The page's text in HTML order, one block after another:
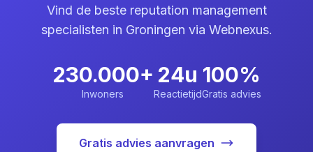
Vind de beste reputation management
specialisten in Groningen via Webnexus.
230.000+
Inwoners
24u
Reactietijd
100%
Gratis advies
Gratis advies aanvragen